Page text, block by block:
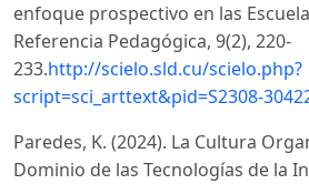
enfoque prospectivo en las
Referencia Pedagógica, 9(2), 220-
233.http://scielo.sld.cu/scielo.php?
script=sci_arttext&pid=S2308-
Paredes, K. (2024). La Cultura
Dominio de las Tecnologías de la